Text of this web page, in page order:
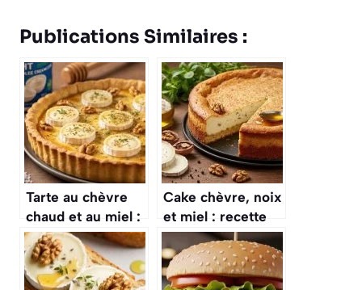
Publications Similaires :
Tarte au chèvre
chaud et au miel :
recette délicieuse
et facile
Cake chèvre, noix
et miel : recette
savoureuse